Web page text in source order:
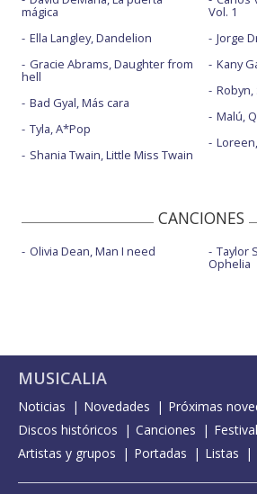
mágica
Ella Langley, Dandelion
Gracie Abrams, Daughter from
hell
Bad Gyal, Más cara
Tyla, A*Pop
Shania Twain, Little Miss Twain
Vol. 1
Jorge
Kany
Malú,
CANCIONES
Olivia Dean, Man I need Taylor
Ophelia
MUSICALIA
Noticias Novedades
Próximas
Discos históricos
Canciones
Artistas y grupos
Portadas Listas